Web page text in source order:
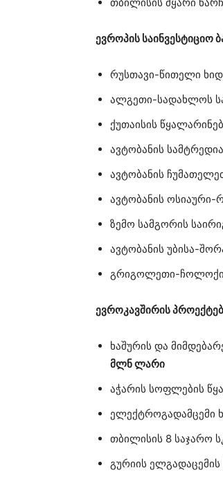
ევროპის საინვესტიციო
რუსთავი-წითელი
ალგეთი-სადახლოს
ქუთაისის
ავტობანის
ავტობანის
ავტობანის
ზემო სამგორის
ავტობანის უბისა-
გრიგოლეთი-
ევროკავშირის
ხაშურის და
მლნ ლარი
აჭარის სოფლების
ელექტროგადამცემი
თბილისის 8 საჯარო
გურიის